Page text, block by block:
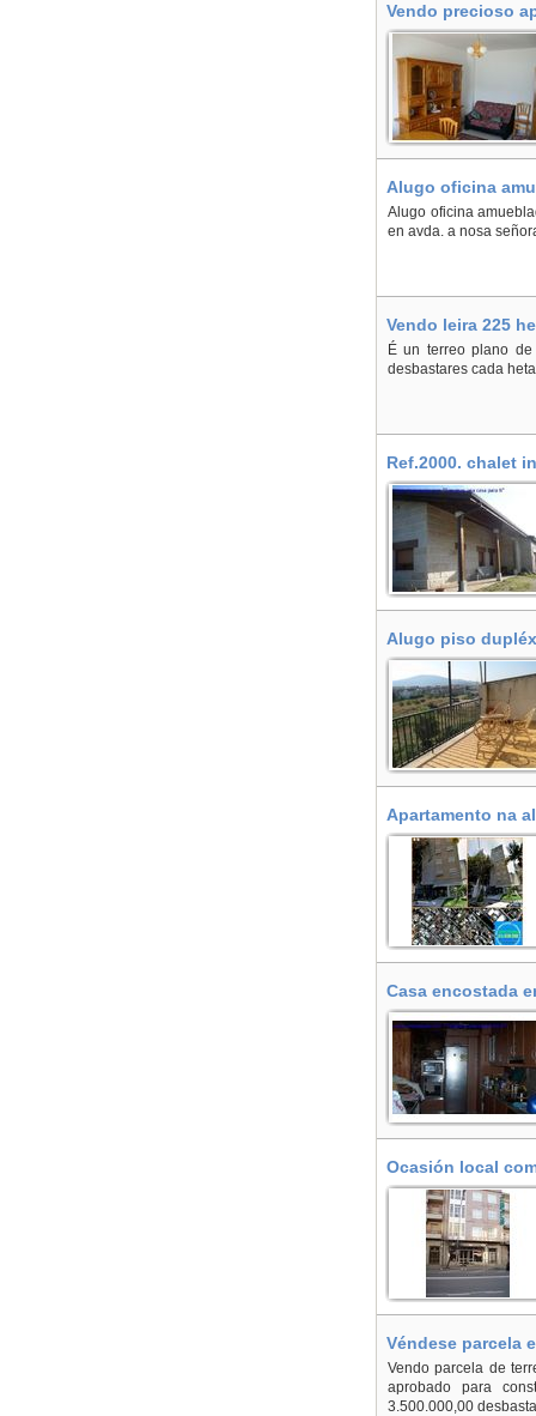
Vendo precioso
Alugo oficina
Alugo oficina
en avda. a nosa
Vendo leira 225
É un terreo plano
desbastares cada
Ref.2000. chalet
Alugo piso
Apartamento na
Casa encostada
Ocasión local
Véndese parcela
Vendo parcela de
aprobado para
3.500.000,00